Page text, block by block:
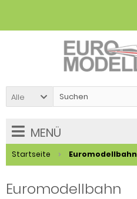
Alle
MENÜ
Startseite Euromodellbahn
Euromodellbahn